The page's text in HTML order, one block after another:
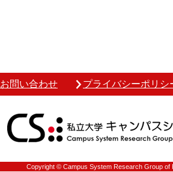
お問い合わせ プライバシーポリシ
Copyright © Campus System Research Group of